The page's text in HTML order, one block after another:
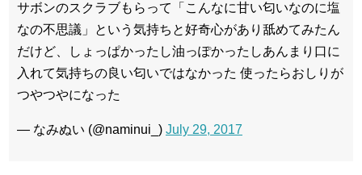
サボンのスクラブもらって「こんなに甘い匂いなのに塩
なの不思議」という気持ちと好奇心があり舐めてみたん
だけど、しょっぱかったし油っぽかったしあんまり口に
入れて気持ちの良い匂いではなかった 使ったらおしりが
つやつやになった
— なみぬい (@naminui_) July 29, 2017